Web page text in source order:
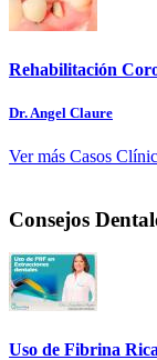
Rehabilitación
Dr. Angel Claure
Ver más Casos
Consejos
Uso de Fibrina